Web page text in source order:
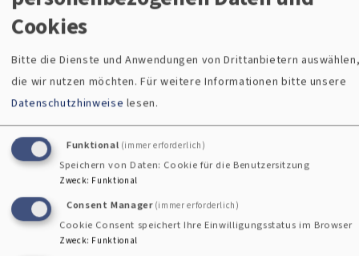
Cookies
Bitte die Dienste und Anwendungen von Drittanbietern
die wir nutzen möchten.Für weitere Informationen bitte unsere
Datenschutzhinweise lesen.
Funktional (immer erforderlich)
Speichern von Daten: Cookie für die Benutzersitzung
Zweck: Funktional
Consent Manager (immer erforderlich)
Cookie Consent speichert Ihre Einwilligungsstatus im Browser
Zweck: Funktional